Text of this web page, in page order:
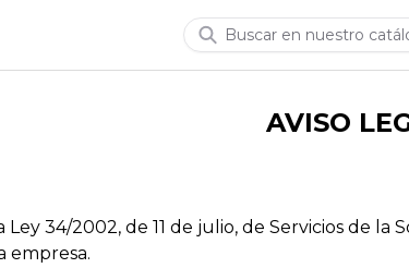
AVISO
34/2002, de 11 de julio, de Servicios de
empresa.